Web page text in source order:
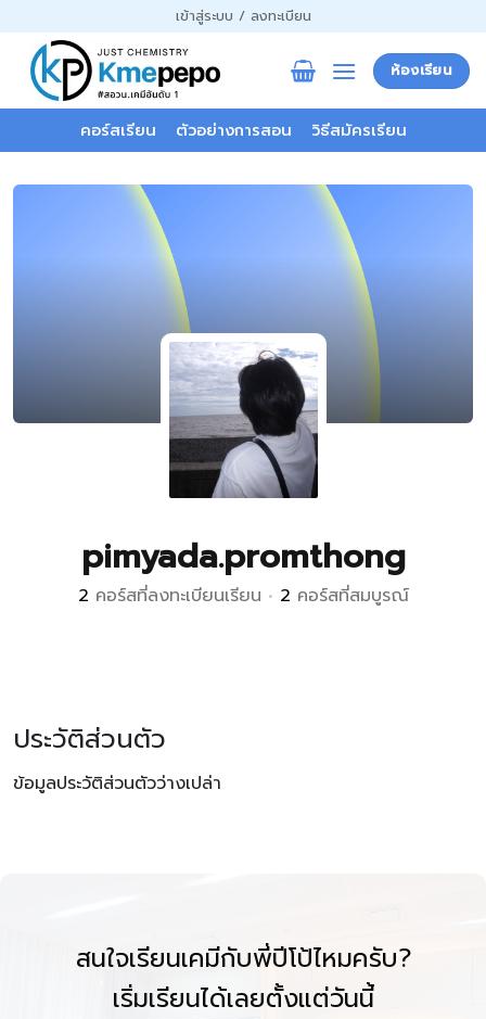
ไป
เนื้อหา
เข้าสู่ระบบ / ลงทะเบียน
ห้องเรียน
คอร์สเรียน ตัวอย่างการสอน วิธีสมัครเรียน
pimyada.promthong
2 คอร์สที่ลงทะเบียนเรียน • 2 คอร์สที่สมบูรณ์
ประวัติส่วนตัว
ข้อมูลประวัติส่วนตัวว่างเปล่า
สนใจเรียนเคมีกับพี่ปีโป้ไหมครับ?
เริ่มเรียนได้เลยตั้งแต่วันนี้